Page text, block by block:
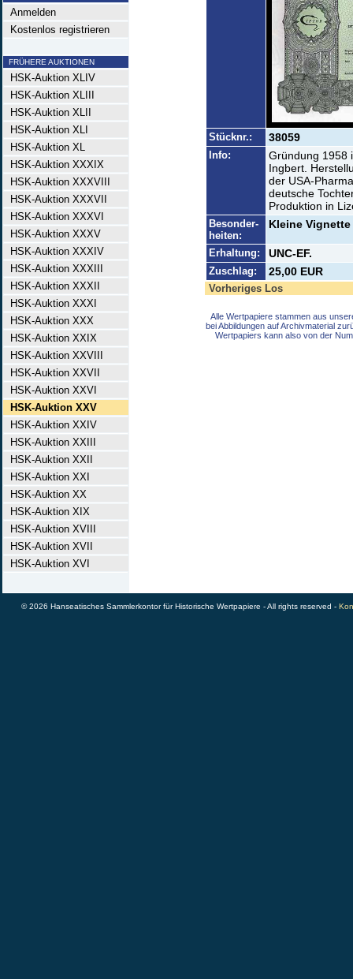
Anmelden
Kostenlos registrieren
FRÜHERE AUKTIONEN
HSK-Auktion XLIV
HSK-Auktion XLIII
HSK-Auktion XLII
HSK-Auktion XLI
HSK-Auktion XL
HSK-Auktion XXXIX
HSK-Auktion XXXVIII
HSK-Auktion XXXVII
HSK-Auktion XXXVI
HSK-Auktion XXXV
HSK-Auktion XXXIV
HSK-Auktion XXXIII
HSK-Auktion XXXII
HSK-Auktion XXXI
HSK-Auktion XXX
HSK-Auktion XXIX
HSK-Auktion XXVIII
HSK-Auktion XXVII
HSK-Auktion XXVI
HSK-Auktion XXV
HSK-Auktion XXIV
HSK-Auktion XXIII
HSK-Auktion XXII
HSK-Auktion XXI
HSK-Auktion XX
HSK-Auktion XIX
HSK-Auktion XVIII
HSK-Auktion XVII
HSK-Auktion XVI
Stücknr.: 38059
Info:
Gründung 1958
Ingbert.
der USA-
deutsche
Produktion in
Besonder-
heiten:
Kleine
Erhaltung: UNC-EF.
Zuschlag: 25,00 EUR
Vorheriges Los
Alle Wertpapiere stammen aus
bei Abbildungen auf Archivmaterial
Wertpapiers kann also von der
© 2026 Hanseatisches Sammlerkontor für Historische Wertpapiere - All rights reserved -